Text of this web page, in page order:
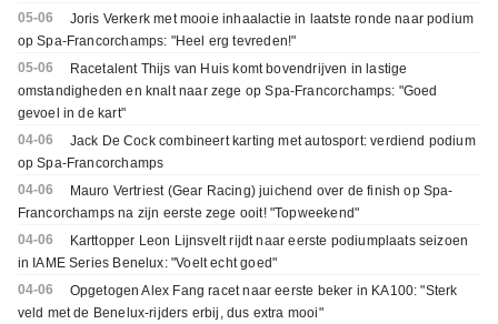
05-06
Joris Verkerk met mooie inhaalactie in laatste ronde naar podium
op Spa-Francorchamps: "Heel erg tevreden!"
05-06
Racetalent Thijs van Huis komt bovendrijven in lastige
omstandigheden en knalt naar zege op Spa-Francorchamps: "Goed
gevoel in de kart"
04-06
Jack De Cock combineert karting met autosport: verdiend podium
op Spa-Francorchamps
04-06
Mauro Vertriest (Gear Racing) juichend over de finish op Spa-
Francorchamps na zijn eerste zege ooit! "Topweekend"
04-06
Karttopper Leon Lijnsvelt rijdt naar eerste podiumplaats seizoen
in IAME Series Benelux: "Voelt echt goed"
04-06
Opgetogen Alex Fang racet naar eerste beker in KA100: "Sterk
veld met de Benelux-rijders erbij, dus extra mooi"